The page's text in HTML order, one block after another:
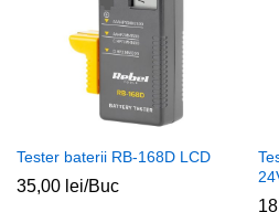
Tester baterii RB-168D LCD
35,00 lei/Buc